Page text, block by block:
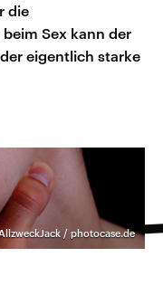
die
Sex kann der
eigentlich starke
/ photocase.de